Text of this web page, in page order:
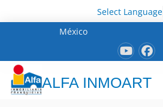
Select Language
México
ALFA INMOART